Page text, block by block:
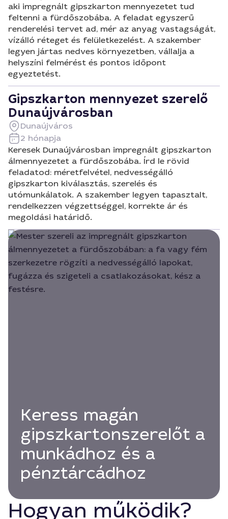
aki impregnált gipszkarton mennyezetet tud
feltenni a fürdőszobába. A feladat egyszerű
renderelési tervet ad, mér az anyag vastagságát,
vízálló réteget és felületkezelést. A szakember
legyen jártas nedves környezetben, vállalja a
helyszíni felmérést és pontos időpont
egyeztetést.
Gipszkarton mennyezet szerelő
Dunaújvárosban
Dunaújváros
2 hónapja
Keresek Dunaújvárosban impregnált gipszkarton
álmennyezetet a fürdőszobába. Írd le rövid
feladatod: méretfelvétel, nedvességálló
gipszkarton kiválasztás, szerelés és
utómunkálatok. A szakember legyen tapasztalt,
rendelkezzen végzettséggel, korrekte ár és
megoldási határidő.
Keress magán
gipszkartonszerelőt a
munkádhoz és a
pénztárcádhoz
Hogyan működik?